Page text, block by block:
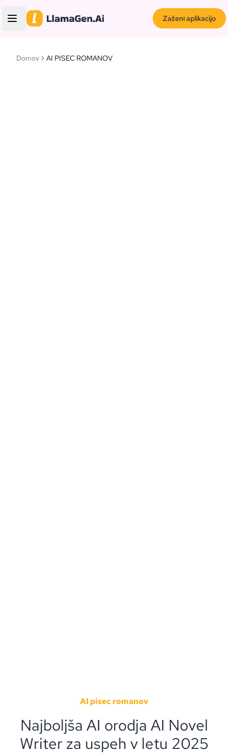
Zaženi aplikacijo
Domov AI PISEC ROMANOV
AI pisec romanov
Najboljša AI orodja AI Novel
Writer za uspeh v letu 2025